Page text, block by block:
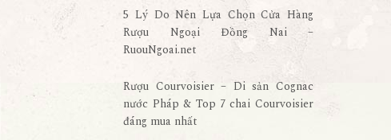
5 Lý Do Nên Lựa Chọn Cửa Hàng
Rượu Ngoại Đồng Nai –
RuouNgoai.net
Rượu Courvoisier – Di sản Cognac
nước Pháp & Top 7 chai Courvoisier
đáng mua nhất